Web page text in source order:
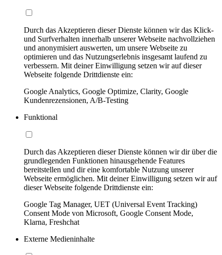
Durch das Akzeptieren dieser Dienste können wir das Klick-
und Surfverhalten innerhalb unserer Webseite nachvollziehen
und anonymisiert auswerten, um unsere Webseite zu
optimieren und das Nutzungserlebnis insgesamt laufend zu
verbessern. Mit deiner Einwilligung setzen wir auf dieser
Webseite folgende Drittdienste ein:
Google Analytics, Google Optimize, Clarity, Google
Kundenrezensionen, A/B-Testing
Funktional
Durch das Akzeptieren dieser Dienste können wir dir über die
grundlegenden Funktionen hinausgehende Features
bereitstellen und dir eine komfortable Nutzung unserer
Webseite ermöglichen. Mit deiner Einwilligung setzen wir auf
dieser Webseite folgende Drittdienste ein:
Google Tag Manager, UET (Universal Event Tracking)
Consent Mode von Microsoft, Google Consent Mode,
Klarna, Freshchat
Externe Medieninhalte